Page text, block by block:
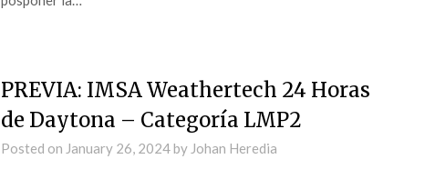
PREVIA: IMSA Weathertech 24 Horas
de Daytona – Categoría LMP2
Posted on January 26, 2024by Johan Heredia